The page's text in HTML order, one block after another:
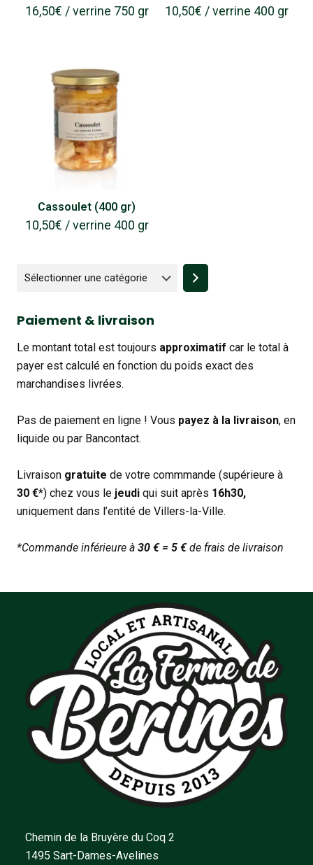
16,50€ / verrine 750 gr 10,50€ / verrine 400 gr
Cassoulet (400 gr)
10,50€ / verrine 400 gr
Sélectionner
une
Paiement & livraison
Le montant total est toujours approximatif car le total à
payer est calculé en fonction du poids exact des
marchandises livrées.
Pas de paiement en ligne ! Vous payez à la livraison, en
liquide ou par Bancontact.
Livraison gratuite de votre commmande (supérieure à
30 €*) chez vous le jeudi qui suit après 16h30,
uniquement dans l’entité de Villers-la-Ville.
*Commande inférieure à 30 € = 5 €de frais de livraison
Chemin de la Bruyère du Coq 2
1495 Sart-Dames-Avelines